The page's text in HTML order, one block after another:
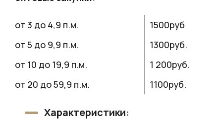
от 3 до 4,9 п.м.
1500руб
от 5 до 9,9 п.м.
1300руб.
от 10 до 19,9 п.м.
1 200руб.
от 20 до 59,9 п.м.
1100руб.
Характеристики: